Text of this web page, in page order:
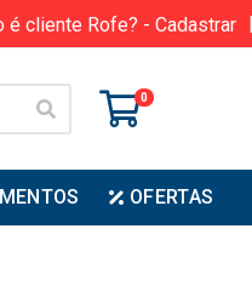
é cliente Rofe? - Cadastrar |
0
OFERTAS